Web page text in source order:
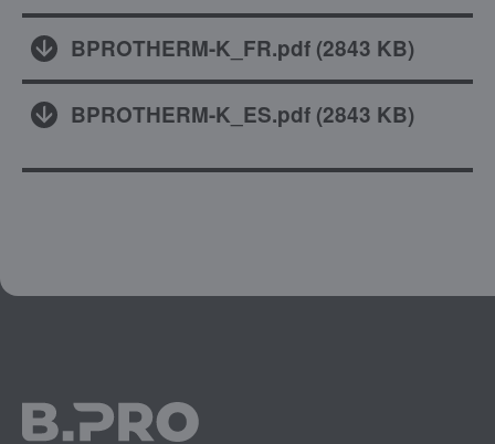
BPROTHERM-K_FR.pdf (2843 KB)
BPROTHERM-K_ES.pdf (2843 KB)